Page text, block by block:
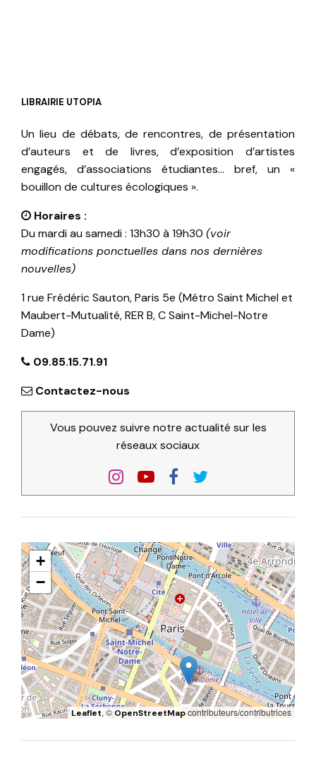
LIBRAIRIE UTOPIA
Un lieu de débats, de rencontres, de présentation
d’auteurs et de livres, d’exposition d’artistes
engagés, d’associations étudiantes… bref, un «
bouillon de cultures écologiques ».
Horaires :
Du mardi au samedi : 13h30 à 19h30 (voir
modifications ponctuelles dans nos dernières
nouvelles)
1 rue Frédéric Sauton, Paris 5e (Métro Saint Michel et
Maubert-Mutualité, RER B, C Saint-Michel-Notre
Dame)
09.85.15.71.91
Contactez-nous
Vous pouvez suivre notre actualité sur les
réseaux sociaux
+
−
Leaflet, ©OpenStreetMapcontributeurs/contributrices